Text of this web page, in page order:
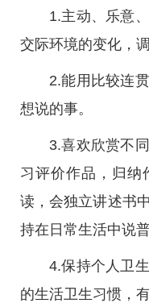
1.主动、乐意
交际环境的变化，
2.能用比较连
想说的事。
3.喜欢欣赏不
习评价作品，归纳
读，会独立讲述书
持在日常生活中说普
4.保持个人卫
的生活卫生习惯，